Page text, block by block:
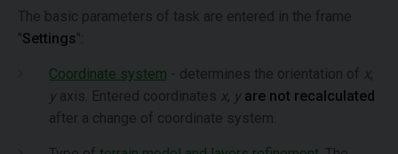
The basic parameters of task are entered in the frame
"Settings":
Coordinate system - determines the orientation of x,
y axis. Entered coordinates x, y are not recalculated
after a change of coordinate system.